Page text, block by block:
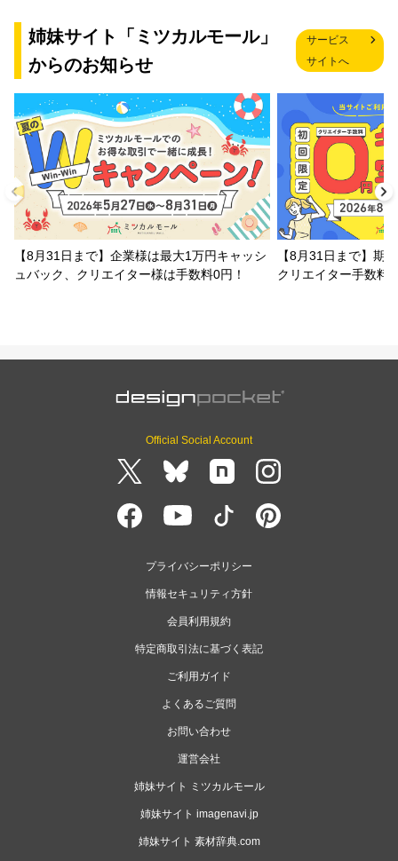
姉妹サイト「ミツカルモール」
からのお知らせ
サービス
サイトへ
【8月31日まで】企業様は最大1万円キャッシ
ュバック、クリエイター様は手数料0円！
【8月31日まで】期
クリエイター手数料
Official Social Account
プライバシーポリシー
情報セキュリティ方針
会員利用規約
特定商取引法に基づく表記
ご利用ガイド
よくあるご質問
お問い合わせ
運営会社
姉妹サイト ミツカルモール
姉妹サイト imagenavi.jp
姉妹サイト 素材辞典.com